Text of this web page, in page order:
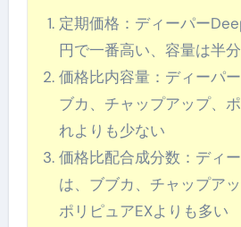
定期価格：ディーパー
円で一番高い、容量は半
価格比内容量：ディーパ
ブカ、チャップアップ、
れよりも少ない
価格比配合成分数：ディ
は、ブブカ、チャップア
ポリピュアEXよりも多い